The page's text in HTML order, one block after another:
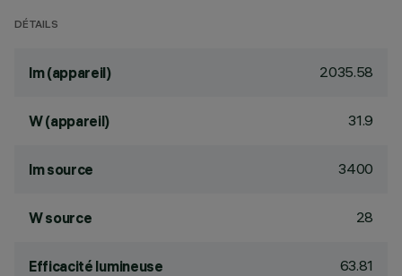
DÉTAILS
lm (appareil) 2035.58
W (appareil) 31.9
lm source 3400
W source 28
Efficacité lumineuse
63.81